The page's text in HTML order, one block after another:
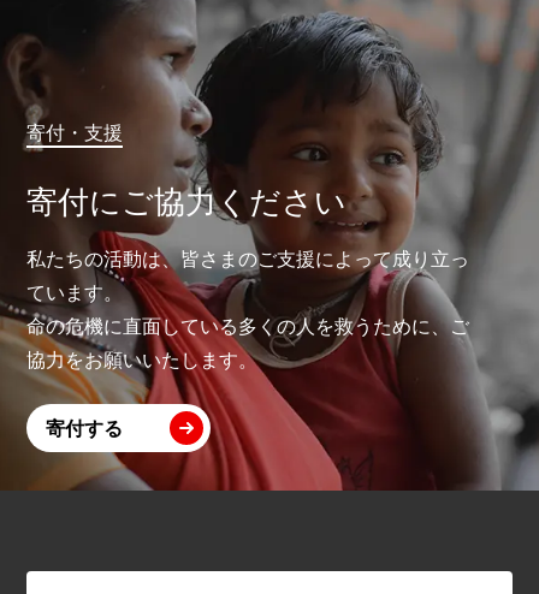
寄付・支援
寄付にご協力ください
私たちの活動は、皆さまのご支援によって成り立っ
ています。
命の危機に直面している多くの人を救うために、ご
協力をお願いいたします。
寄付する